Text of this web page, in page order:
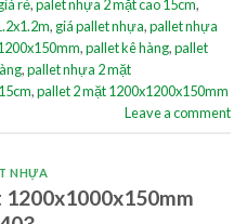
rẻ,palet nhựa 2 mặt cao 15cm,
, giá pallet nhựa,pallet nhựa
,pallet kê hàng,pallet
,pallet nhựa 2 mặt
,pallet 2 mặt 1200x1200x150mm
Leave a comment
NHỰA